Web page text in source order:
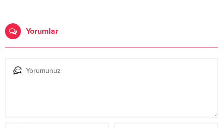
Yorumlar